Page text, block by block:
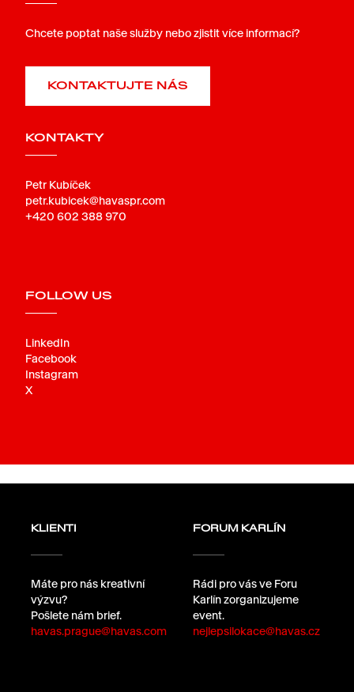
KONTAKTY
Petr Kubíček
petr.kubicek@havaspr.com
+420 602 388 970
Chcete poptat naše služby nebo zjistit více informací?
KONTAKTUJTE NÁS
FOLLOW US
LinkedIn
Facebook
Instagram
X
KLIENTI
Máte pro nás kreativní
výzvu?
Pošlete nám brief.
havas.prague@havas.com
FORUM KARLÍN
Rádi pro vás ve Foru
Karlín zorganizujeme
event.
nejlepsilokace@havas.cz